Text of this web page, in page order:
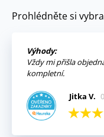
Prohlédněte si
Výhody:
Vždy mi přišla
kompletní.
Jitka V.